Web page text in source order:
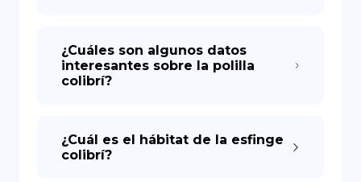
¿Cuáles son algunos datos
interesantes sobre la polilla
colibrí?
¿Cuál es el hábitat de la esfinge
colibrí?